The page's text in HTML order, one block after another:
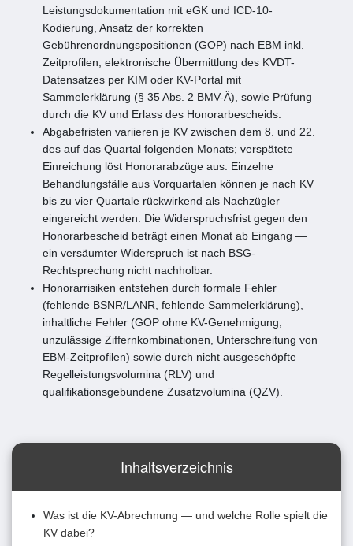
Leistungsdokumentation mit eGK und ICD-10-
Kodierung, Ansatz der korrekten
Gebührenordnungspositionen (GOP) nach EBM inkl.
Zeitprofilen, elektronische Übermittlung des KVDT-
Datensatzes per KIM oder KV-Portal mit
Sammelerklärung (§ 35 Abs. 2 BMV-Ä), sowie Prüfung
durch die KV und Erlass des Honorarbescheids.
Abgabefristen variieren je KV zwischen dem 8. und 22.
des auf das Quartal folgenden Monats; verspätete
Einreichung löst Honorarabzüge aus. Einzelne
Behandlungsfälle aus Vorquartalen können je nach KV
bis zu vier Quartale rückwirkend als Nachzügler
eingereicht werden. Die Widerspruchsfrist gegen den
Honorarbescheid beträgt einen Monat ab Eingang —
ein versäumter Widerspruch ist nach BSG-
Rechtsprechung nicht nachholbar.
Honorarrisiken entstehen durch formale Fehler
(fehlende BSNR/LANR, fehlende Sammelerklärung),
inhaltliche Fehler (GOP ohne KV-Genehmigung,
unzulässige Ziffernkombinationen, Unterschreitung von
EBM-Zeitprofilen) sowie durch nicht ausgeschöpfte
Regelleistungsvolumina (RLV) und
qualifikationsgebundene Zusatzvolumina (QZV).
Inhaltsverzeichnis
Was ist die KV-Abrechnung — und welche Rolle spielt die
KV dabei?